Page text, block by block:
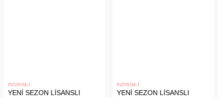
İNDİRİMLİ
YENİ SEZON LİSANSLI
İNDİRİMLİ
YENİ SEZON LİSANSLI